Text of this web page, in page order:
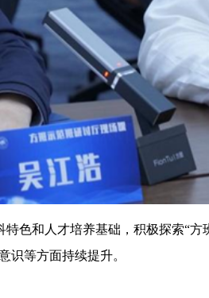
色和人才培养基础，积极探索“
识等方面持续提升。